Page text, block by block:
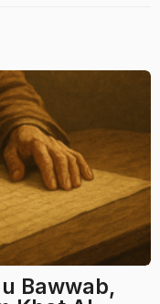
Bawwab,